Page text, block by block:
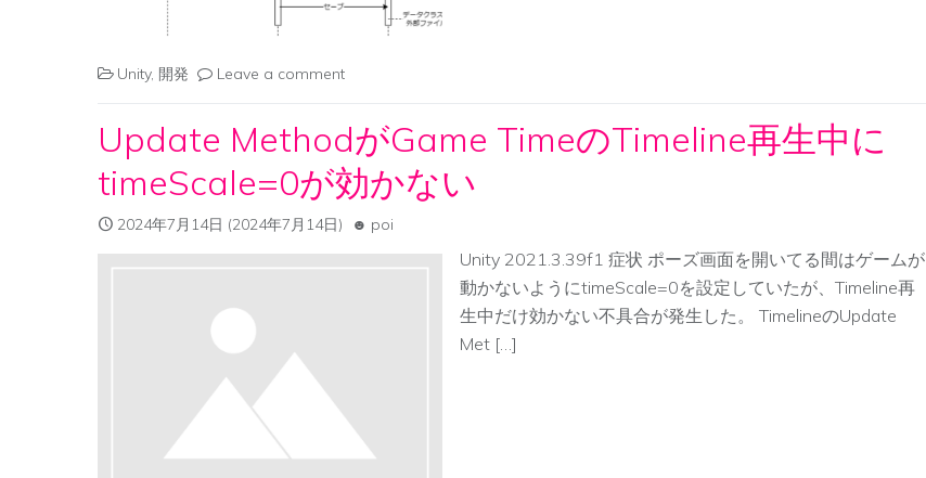
Unity, 開発 Leave a comment
Update MethodがGame TimeのTimeline再生中に
timeScale=0が効かない
2024年7月14日 (2024年7月14日) poi
Unity 2021.3.39f1 症状 ポーズ画面を開いてる間はゲームが
動かないようにtimeScale=0を設定していたが、Timeline再
生中だけ効かない不具合が発生した。 TimelineのUpdate
Met […]